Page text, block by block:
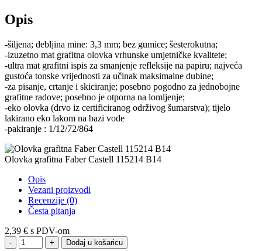
Opis
-šiljena; debljina mine: 3,3 mm; bez gumice; šesterokutna;
-izuzetno mat grafitna olovka vrhunske umjetničke kvalitete;
-ultra mat grafitni ispis za smanjenje refleksije na papiru; najveća
gustoća tonske vrijednosti za učinak maksimalne dubine;
-za pisanje, crtanje i skiciranje; posebno pogodno za jednobojne
grafitne radove; posebno je otporna na lomljenje;
-eko olovka (drvo iz certificiranog održivog šumarstva); tijelo
lakirano eko lakom na bazi vode
-pakiranje : 1/12/72/864
Olovka grafitna Faber Castell 115214 B14
Opis
Vezani proizvodi
Recenzije (0)
Česta pitanja
2,39 € s PDV-om
Dodaj u košaricu